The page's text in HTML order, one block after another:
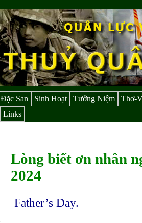
Đặc San Sinh Hoạt Tưởng Niệm
Thơ-
Links
Lòng biết ơn nhân
2024
Father’s Day.